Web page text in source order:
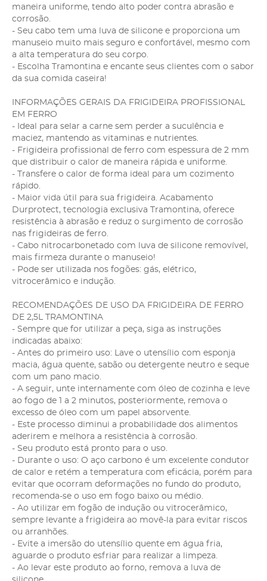
maneira uniforme, tendo alto poder contra abrasão e
corrosão.
- Seu cabo tem uma luva de silicone e proporciona um
manuseio muito mais seguro e confortável, mesmo com
a alta temperatura do seu corpo.
- Escolha Tramontina e encante seus clientes com o sabor
da sua comida caseira!
INFORMAÇÕES GERAIS DA FRIGIDEIRA PROFISSIONAL
EM FERRO
- Ideal para selar a carne sem perder a suculência e
maciez, mantendo as vitaminas e nutrientes.
- Frigideira profissional de ferro com espessura de 2 mm
que distribuir o calor de maneira rápida e uniforme.
- Transfere o calor de forma ideal para um cozimento
rápido.
- Maior vida útil para sua frigideira. Acabamento
Durprotect, tecnologia exclusiva Tramontina, oferece
resistência à abrasão e reduz o surgimento de corrosão
nas frigideiras de ferro.
- Cabo nitrocarbonetado com luva de silicone removível,
mais firmeza durante o manuseio!
- Pode ser utilizada nos fogões: gás, elétrico,
vitrocerâmico e indução.
RECOMENDAÇÕES DE USO DA FRIGIDEIRA DE FERRO
DE 2,5L TRAMONTINA
- Sempre que for utilizar a peça, siga as instruções
indicadas abaixo:
- Antes do primeiro uso: Lave o utensílio com esponja
macia, água quente, sabão ou detergente neutro e seque
com um pano macio.
- A seguir, unte internamente com óleo de cozinha e leve
ao fogo de 1 a 2 minutos, posteriormente, remova o
excesso de óleo com um papel absorvente.
- Este processo diminui a probabilidade dos alimentos
aderirem e melhora a resistência à corrosão.
- Seu produto está pronto para o uso.
- Durante o uso: O aço carbono é um excelente condutor
de calor e retém a temperatura com eficácia, porém para
evitar que ocorram deformações no fundo do produto,
recomenda-se o uso em fogo baixo ou médio.
- Ao utilizar em fogão de indução ou vitrocerâmico,
sempre levante a frigideira ao movê-la para evitar riscos
ou arranhões.
- Evite a imersão do utensílio quente em água fria,
aguarde o produto esfriar para realizar a limpeza.
- Ao levar este produto ao forno, remova a luva de